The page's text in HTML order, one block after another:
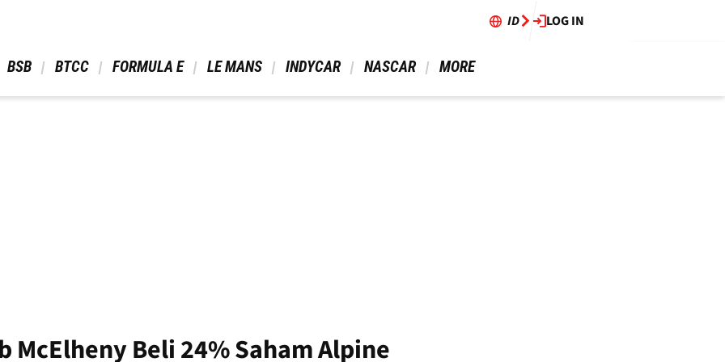
ID LOG IN
BSB BTCC FORMULA E LE MANS INDYCAR NASCAR MORE
McElheny Beli 24% Saham Alpine